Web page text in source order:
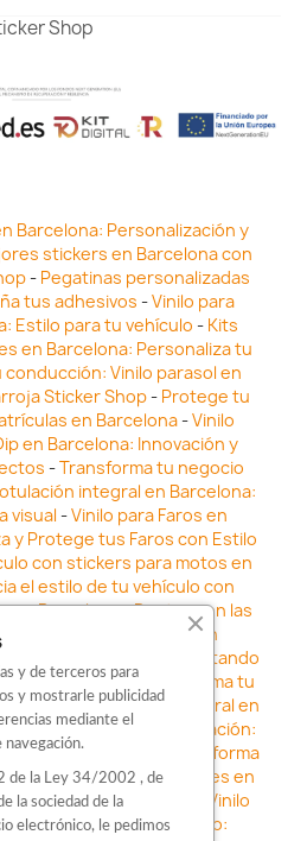
Shop
Barcelona: Personalización y
stickers en Barcelona con
- Pegatinas personalizadas
tus adhesivos -Vinilo para
Estilo para tu vehículo - Kits
en Barcelona: Personaliza tu
conducción: Vinilo parasol en
Sticker Shop- Protege tu
en Barcelona-Vinilo
en Barcelona: Innovación y
-Transforma tu negocio
integral en Barcelona:
visual -Vinilo para Faros en
y Protege tus Faros con Estilo
con stickers para motos en
el estilo de tu vehículo con
en Barcelona-Destaca en las
stickers para coches en
faros en Barcelona: Resaltando
del Automóvil- Transforma tu
fundidos rotulación integral en
Innovación en Personalización:
dip en Barcelona
Transforma
Kits adhesivos para coches en
tu vehículo con estilo: Vinilo
-Destaca con Estilo:
y de terceros para
y mostrarle publicidad
mediante el
navegación.
de la Ley 34/2002 , de
la sociedad de la
electrónico, le pedimos